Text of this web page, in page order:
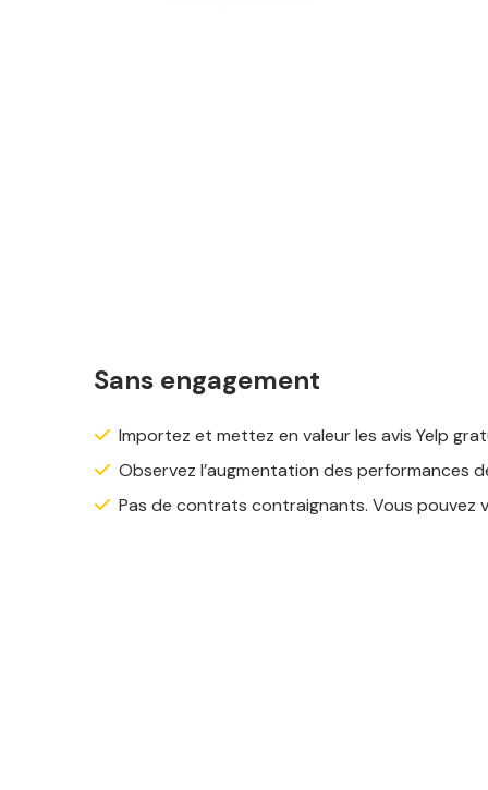
Sans engagement
Importez et mettez en valeur les avis Yelp
Observez l’augmentation des performances
Pas de contrats contraignants. Vous pouvez